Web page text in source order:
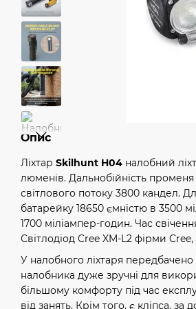
Опис
Ліхтар Skilhunt H04 налобний
люменів. Дальнобійність
світлового потоку 3800 кандел.
батарейку 18650 ємністю в 3500
1700 міліампер-годин. Час
Світлодіод Cree XM-L2 фірми
У налобного ліхтаря
налобника дуже зручні для
більшому комфорту під час
від занять. Крім того, є кліпса,